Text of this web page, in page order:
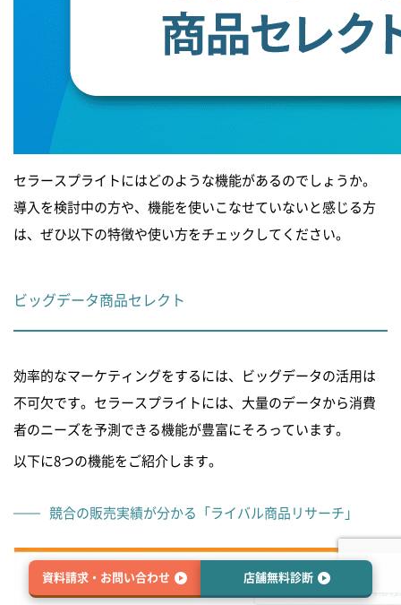
資料請求・お問い合わせ 店舗無料診断
セラースプライトにはどのような機能があるのでしょうか。
導入を検討中の方や、機能を使いこなせていないと感じる方
は、ぜひ以下の特徴や使い方をチェックしてください。
ビッグデータ商品セレクト
効率的なマーケティングをするには、ビッグデータの活用は
不可欠です。セラースプライトには、大量のデータから消費
者のニーズを予測できる機能が豊富にそろっています。
以下に8つの機能をご紹介します。
競合の販売実績が分かる「ライバル商品リサーチ」